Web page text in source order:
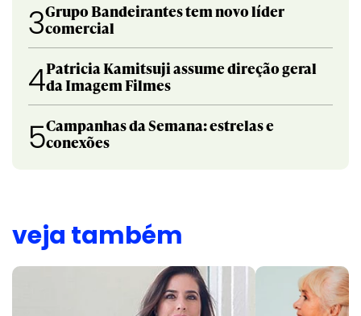
3Grupo Bandeirantes tem novo líder
comercial
4Patricia Kamitsuji assume direção geral
da Imagem Filmes
5Campanhas da Semana: estrelas e
conexões
veja também